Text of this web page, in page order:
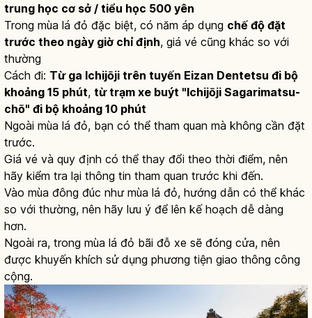
trung học cơ sở / tiểu học 500 yên
Trong mùa lá đỏ đặc biệt, có năm áp dụng chế độ đặt
trước theo ngày giờ chỉ định, giá vé cũng khác so với
thường
Cách đi: Từ ga Ichijōji trên tuyến Eizan Dentetsu đi bộ
khoảng 15 phút, từ trạm xe buýt "Ichijōji Sagarimatsu-
chō" đi bộ khoảng 10 phút
Ngoài mùa lá đỏ, bạn có thể tham quan mà không cần đặt
trước.
Giá vé và quy định có thể thay đổi theo thời điểm, nên
hãy kiểm tra lại thông tin tham quan trước khi đến.
Vào mùa đông đúc như mùa lá đỏ, hướng dẫn có thể khác
so với thường, nên hãy lưu ý để lên kế hoạch dễ dàng
hơn.
Ngoài ra, trong mùa lá đỏ bãi đỗ xe sẽ đóng cửa, nên
được khuyến khích sử dụng phương tiện giao thông công
cộng.